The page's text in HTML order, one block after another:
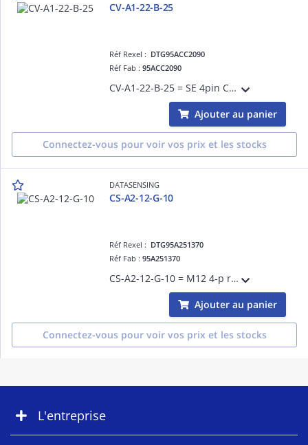
CV-A1-22-B-25
Réf Rexel : DTG95ACC2090
Réf Fab :95ACC2090
CV-A1-22-B-25 = SE 4pin CABLE 25m
Ajouter au panier
Connectez-vous pour voir vos prix et les stocks
DATASENSING
CS-A2-12-G-10
Réf Rexel : DTG95A251370
Réf Fab :95A251370
CS-A2-12-G-10 = M12 4-p radial 10m LED
Ajouter au panier
Connectez-vous pour voir vos prix et les stocks
L'entreprise